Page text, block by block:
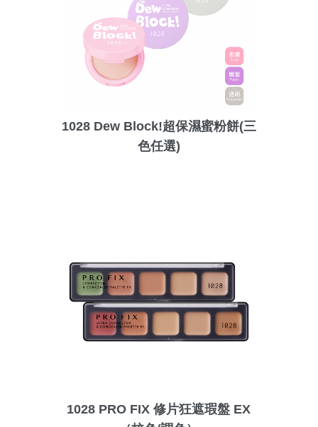
1028 Dew Block!超保濕蜜粉餅(三
色任選)
1028 PRO FIX 修片狂遮瑕盤 EX